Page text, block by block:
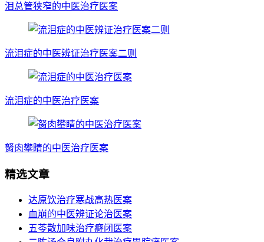
泪总管狭窄的中医治疗医案
流泪症的中医辨证治疗医案二则
流泪症的中医治疗医案
胬肉攀睛的中医治疗医案
精选文章
达原饮治疗寒战高热医案
血崩的中医辨证论治医案
五苓散加味治疗癃闭医案